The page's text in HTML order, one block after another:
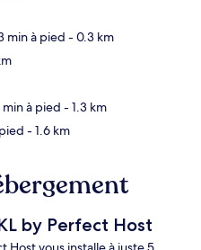
min à pied - 0.3 km
min à pied - 1.3 km
- 1.6 km
by Perfect Host